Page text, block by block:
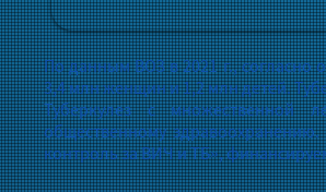
По данным ВОЗ в 2021 г., согласно
3,4 млн женщин и 1,2 млн детей.
Туберкулез с множественной
общественному
контроль за ВИЧ и ТБ»,